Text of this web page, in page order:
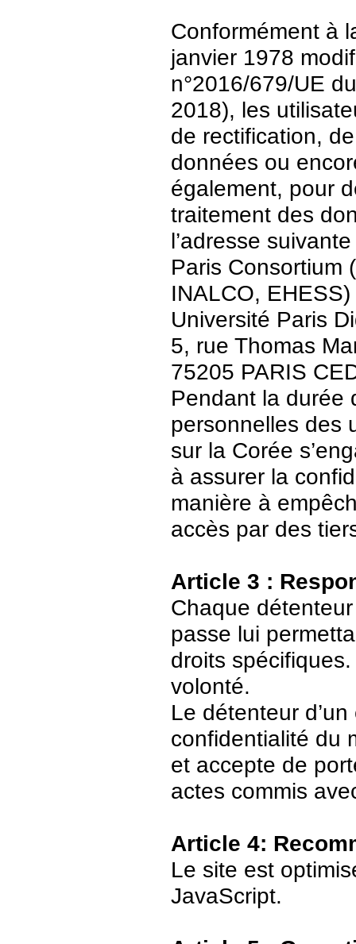
Conformément à
janvier 1978
n°2016/679/UE
2018), les
de rectification,
données ou
également, pour
traitement des
l’adresse
Paris Consortium
INALCO, EHESS)
Université Paris
5, rue Thomas
75205 PARIS
Pendant la durée
personnelles des
sur la Corée
à assurer la
manière à
accès par des
Article 3 :
Chaque
passe lui
droits
volonté.
Le détenteur
confidentialité du
et accepte de
actes commis
Article 4:
Le site est
JavaScript.